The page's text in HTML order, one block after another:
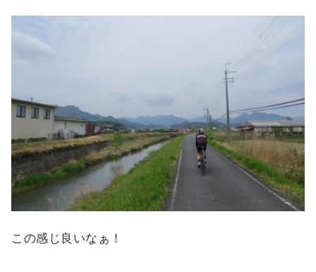
この感じ良いなぁ！